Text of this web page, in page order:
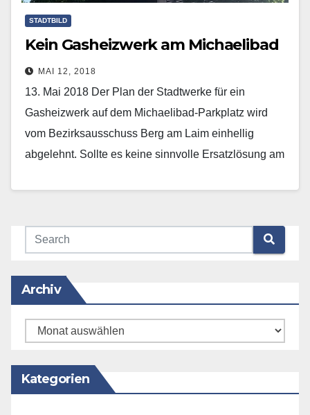
STADTBILD
Kein Gasheizwerk am Michaelibad
MAI 12, 2018
13. Mai 2018 Der Plan der Stadtwerke für ein
Gasheizwerk auf dem Michaelibad-Parkplatz wird
vom Bezirksausschuss Berg am Laim einhellig
abgelehnt. Sollte es keine sinnvolle Ersatzlösung am
Archiv
Archiv
Kategorien